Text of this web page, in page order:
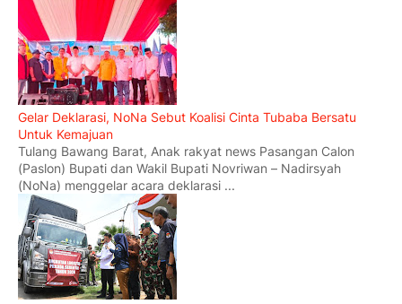
Gelar Deklarasi, NoNa Sebut Koalisi Cinta Tubaba Bersatu
Untuk Kemajuan
Tulang Bawang Barat, Anak rakyat news Pasangan Calon
(Paslon) Bupati dan Wakil Bupati Novriwan – Nadirsyah
(NoNa) menggelar acara deklarasi ...